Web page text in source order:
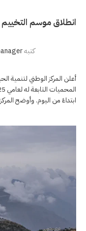
انطلاق موسم
كتبه
أعلن المركز الوطني لتنمية
ابتداءً من اليوم. وأوضح